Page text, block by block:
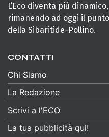
L’Eco diventa più
rimanendo ad oggi il
della Sibaritide-Pollino.
CONTATTI
Chi Siamo
La Redazione
Scrivi a l'ECO
La tua pubblicità qui!